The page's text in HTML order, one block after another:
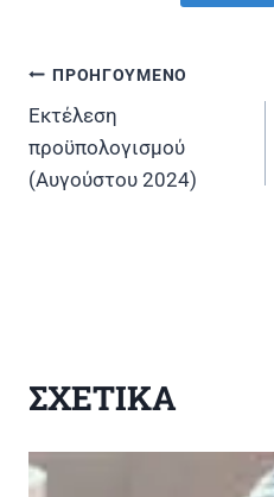
Πλοήγηση
άρθρων
ΠΡΟΗΓΟΥΜΕΝΟ
Εκτέλεση
προϋπολογισμού
(Αυγούστου 2024)
ΣΧΕΤΙΚΑ